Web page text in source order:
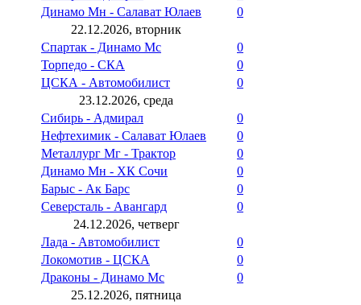
Динамо Мн - Салават Юлаев
0
22.12.2026, вторник
Спартак - Динамо Мс
0
Торпедо - СКА
0
ЦСКА - Автомобилист
0
23.12.2026, среда
Сибирь - Адмирал
0
Нефтехимик - Салават Юлаев
0
Металлург Мг - Трактор
0
Динамо Мн - ХК Сочи
0
Барыс - Ак Барс
0
Северсталь - Авангард
0
24.12.2026, четверг
Лада - Автомобилист
0
Локомотив - ЦСКА
0
Драконы - Динамо Мс
0
25.12.2026, пятница